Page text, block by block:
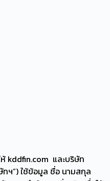
kddfin.com และบริษัท
ฯ”) ใช้ข้อมูล ชื่อ นามสกุล